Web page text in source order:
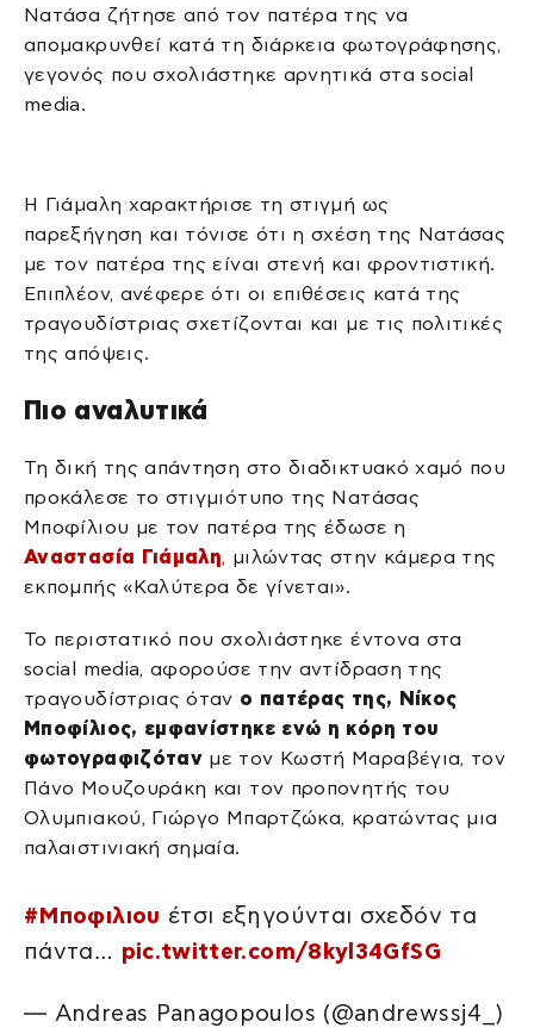
Νατάσα ζήτησε από τον πατέρα της να
απομακρυνθεί κατά τη διάρκεια φωτογράφησης,
γεγονός που σχολιάστηκε αρνητικά στα social
media.
Η Γιάμαλη χαρακτήρισε τη στιγμή ως
παρεξήγηση και τόνισε ότι η σχέση της Νατάσας
με τον πατέρα της είναι στενή και φροντιστική.
Επιπλέον, ανέφερε ότι οι επιθέσεις κατά της
τραγουδίστριας σχετίζονται και με τις πολιτικές
της απόψεις.
Πιο αναλυτικά
Τη δική της απάντηση στο διαδικτυακό χαμό που
προκάλεσε το στιγμιότυπο της Νατάσας
Μποφίλιου με τον πατέρα της έδωσε η
Αναστασία Γιάμαλη, μιλώντας στην κάμερα της
εκπομπής «Καλύτερα δε γίνεται».
Το περιστατικό που σχολιάστηκε έντονα στα
social media, αφορούσε την αντίδραση της
τραγουδίστριας όταν ο πατέρας της, Νίκος
Μποφίλιος, εμφανίστηκε ενώ η κόρη του
φωτογραφιζόταν με τον Κωστή Μαραβέγια, τον
Πάνο Μουζουράκη και τον προπονητής του
Ολυμπιακού, Γιώργο Μπαρτζώκα, κρατώντας μια
παλαιστινιακή σημαία.
#Μποφιλιου έτσι εξηγούνται σχεδόν τα
πάντα… pic.twitter.com/8kyl34GfSG
— Andreas Panagopoulos (@andrewssj4_)